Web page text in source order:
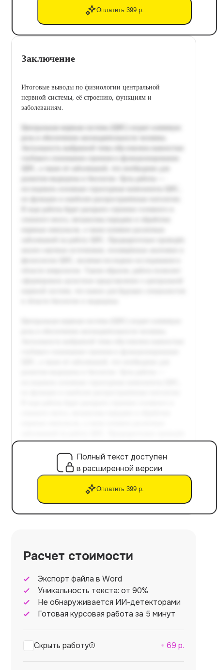
Оплатить 399 р.
Заключение
Итоговые выводы по физиологии центральной
нервной системы, её строению, функциям и
заболеваниям.
Полный текст доступен
в расширенной версии
Оплатить 399 р.
Расчет стоимости
Экспорт файла в Word
Уникальность текста: от 90%
Не обнаруживается ИИ-детекторами
Готовая курсовая работа за 5 минут
Скрыть работу + 69 р.